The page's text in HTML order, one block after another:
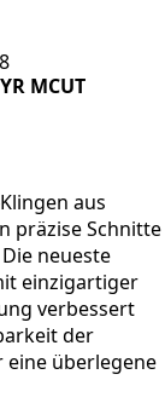
MCUT
aus
präzise Schnitte
neueste
einzigartiger
verbessert
der
überlegene